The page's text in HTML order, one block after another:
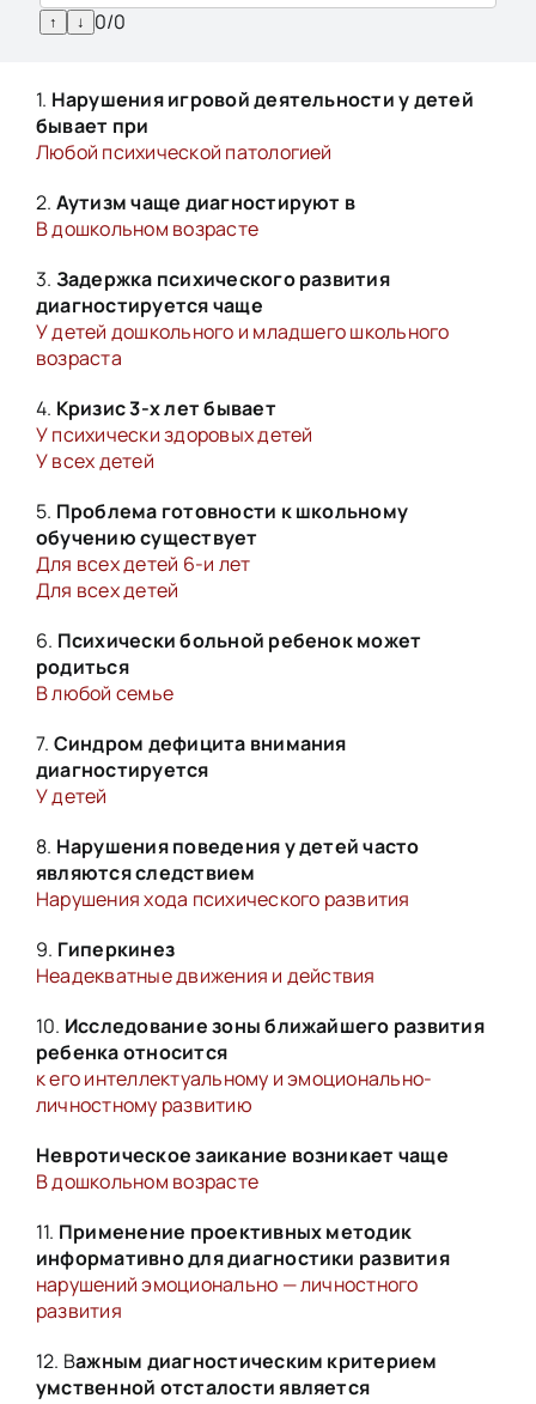
↑ ↓ 0/0
1. Нарушения игровой деятельности у детей
бывает при
Любой психической патологией
2. Аутизм чаще диагностируют в
В дошкольном возрасте
3. Задержка психического развития
диагностируется чаще
У детей дошкольного и младшего школьного
возраста
4. Кризис 3-х лет бывает
У психически здоровых детей
У всех детей
5. Проблема готовности к школьному
обучению существует
Для всех детей 6-и лет
Для всех детей
6. Психически больной ребенок может
родиться
В любой семье
7. Синдром дефицита внимания
диагностируется
У детей
8. Нарушения поведения у детей часто
являются следствием
Нарушения хода психического развития
9. Гиперкинез
Неадекватные движения и действия
10. Исследование зоны ближайшего развития
ребенка относится
к его интеллектуальному и эмоционально-
личностному развитию
Невротическое заикание возникает чаще
В дошкольном возрасте
11. Применение проективных методик
информативно для диагностики развития
нарушений эмоционально — личностного
развития
12. Важным диагностическим критерием
умственной отсталости является